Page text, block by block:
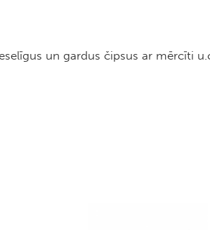
un gardus čipsus ar mērcīti